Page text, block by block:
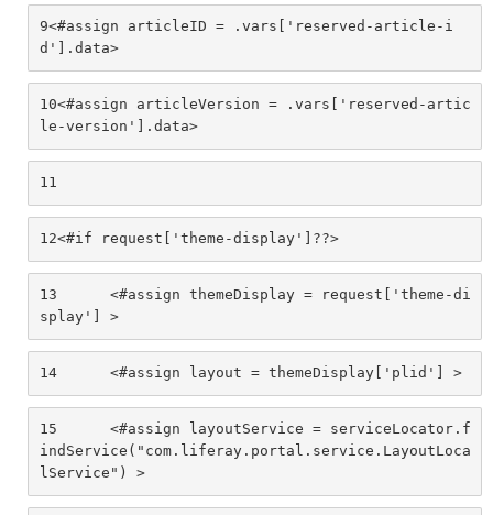
9<#assign articleID = .vars['reserved-article-i
d'].data>
10<#assign articleVersion = .vars['reserved-artic
le-version'].data>
11
12<#if request['theme-display']??>
13
splay'] >
14
	<#assign layout = themeDisplay['plid'] >
15
indService("com.liferay.portal.service.LayoutLoca
lService") >